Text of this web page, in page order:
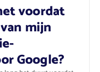
voordat
mijn
Google?